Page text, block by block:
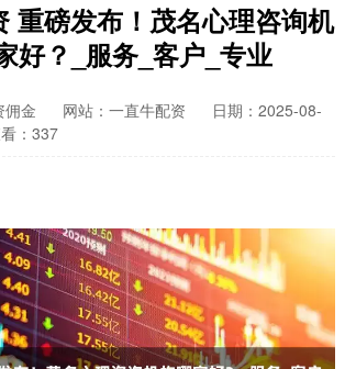
重磅发布！茂名心理咨询机
好？_服务_客户_专业
佣金 网站：一直牛配资
日期：2025-08-
：337